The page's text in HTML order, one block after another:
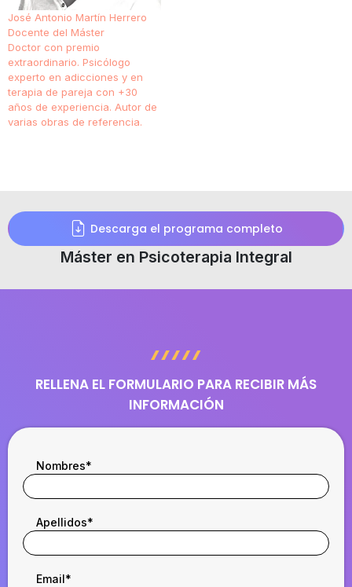
José Antonio Martín Herrero
Docente del Máster
Doctor con premio
extraordinario. Psicólogo
experto en adicciones y en
terapia de pareja con +30
años de experiencia. Autor de
varias obras de referencia.
Descarga el programa completo
Máster en Psicoterapia Integral
RELLENA EL FORMULARIO PARA RECIBIR MÁS
INFORMACIÓN
Nombres*
Apellidos*
Email *